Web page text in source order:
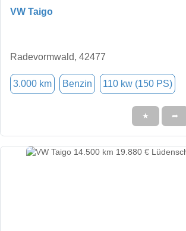
VW Taigo
Radevormwald, 42477
3.000 km Benzin 110 kw (150 PS)
★ ➦